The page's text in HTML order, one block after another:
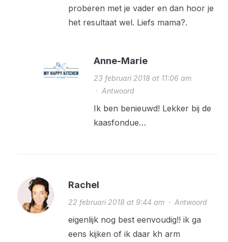
proberen met je vader en dan hoor je
het resultaat wel. Liefs mama?.
Anne-Marie
23 februari 2018 at 11:06 am
· Antwoord
Ik ben benieuwd! Lekker bij de
kaasfondue…
Rachel
22 februari 2018 at 9:44 am· Antwoord
eigenlijk nog best eenvoudig!! ik ga
eens kijken of ik daar kh arm